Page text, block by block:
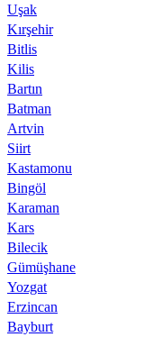
Uşak
Kırşehir
Bitlis
Kilis
Bartın
Batman
Artvin
Siirt
Kastamonu
Bingöl
Karaman
Kars
Bilecik
Gümüşhane
Yozgat
Erzincan
Bayburt